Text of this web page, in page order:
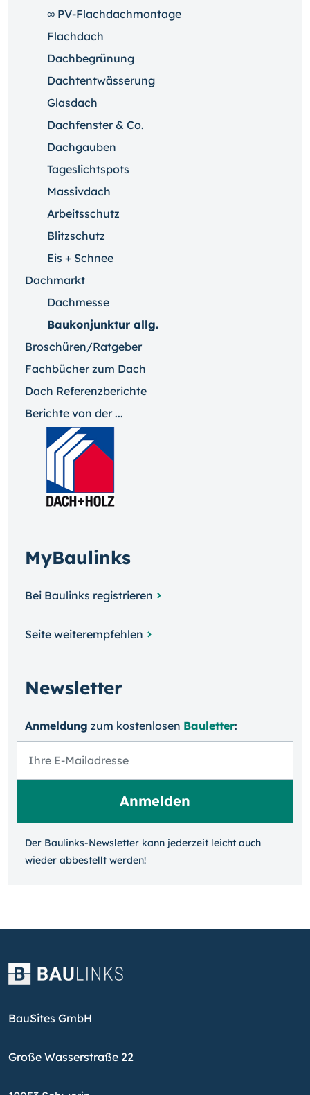
∞ PV-Flachdachmontage
Flachdach
Dachbegrünung
Dachtentwässerung
Glasdach
Dachfenster & Co.
Dachgauben
Tageslichtspots
Massivdach
Arbeitsschutz
Blitzschutz
Eis + Schnee
Dachmarkt
Dachmesse
Baukonjunktur allg.
Broschüren/Ratgeber
Fachbücher zum Dach
Dach Referenzberichte
Berichte von der ...
MyBaulinks
Bei Baulinks registrieren
Seite weiterempfehlen
Newsletter
Anmeldung zum kosten­losen Bauletter:
Der Baulinks-Newsletter kann jeder­zeit leicht auch
wieder ab­bestellt werden!
BauSites GmbH
Große Wasserstraße 22